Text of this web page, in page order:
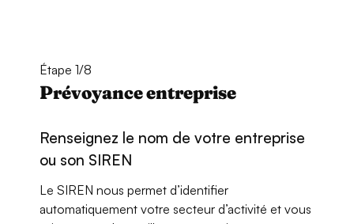
Étape 1/8
Prévoyance entreprise
Renseignez le nom de votre entreprise
ou son SIREN
Le SIREN nous permet d’identifier
automatiquement votre secteur d’activité et vous